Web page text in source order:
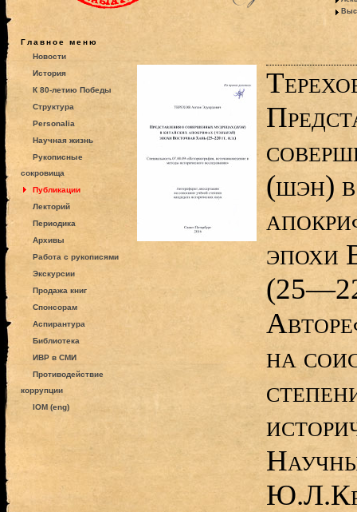
Главное меню
Новости
История
К 80-летию Победы
Структура
Personalia
Научная жизнь
Рукописные
сокровища
Публикации
Лекторий
Периодика
Архивы
Работа с рукописями
Экскурсии
Продажа книг
Спонсорам
Аспирантура
Библиотека
ИВР в СМИ
Противодействие
коррупции
IOM (eng)
(шэн)
эпохи
на